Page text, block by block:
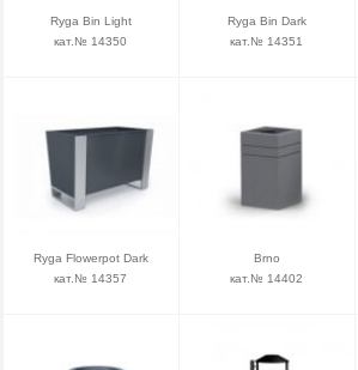
Ryga Bin Light
кат.№ 14350
Ryga Bin Dark
кат.№ 14351
Ryga Flowerpot Dark
кат.№ 14357
Brno
кат.№ 14402